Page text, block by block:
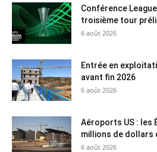
Conférence
troisième tour
6 août 2026
Entrée en
avant fin 2026
6 août 2026
Aéroports US : les
millions de dollars
6 août 2026